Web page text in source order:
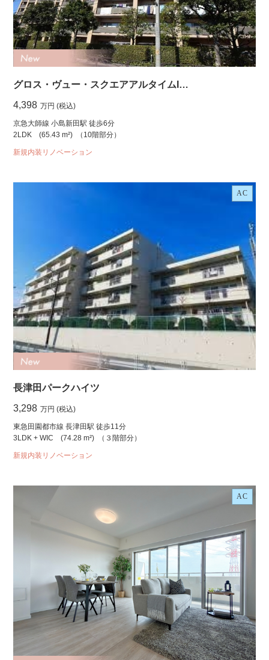
グロス・ヴュー・スクエアアルタイムI…
4,398 万円 (税込)
京急大師線 小島新田駅 徒歩6分
2LDK
(65.43 m²) （10階部分）
新規内装リノベーション
AC
長津田パークハイツ
3,298 万円 (税込)
東急田園都市線 長津田駅 徒歩11分
3LDK + WIC
(74.28 m²) （３階部分）
新規内装リノベーション
AC